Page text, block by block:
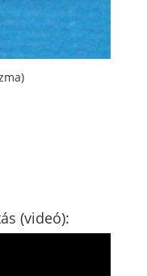
(videó):